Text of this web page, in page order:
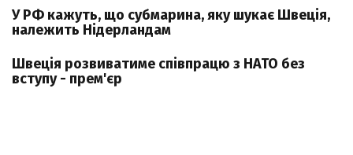
У РФ кажуть, що субмарина, яку шукає Швеція,
належить Нідерландам
Швеція розвиватиме співпрацю з НАТО без
вступу - прем'єр